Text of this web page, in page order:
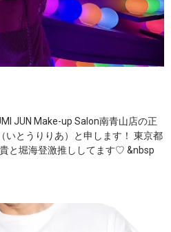
JUN Make-up Salon南青山店の正
いとうりりあ）と申します！ 東京都
と堀海登激推ししてます♡ &nbsp